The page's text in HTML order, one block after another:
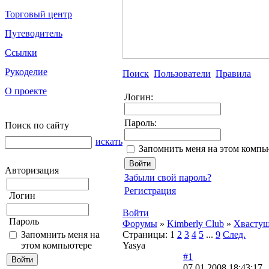
Торговый центр
Путеводитель
Ссылки
Рукоделие
О проекте
Поиск по сайту
искать
Авторизация
Логин
Пароль
Запомнить меня на
этом компьютере
Поиск Пользователи Правила
Логин:
Пароль:
Запомнить меня на этом
Забыли свой пароль?
Регистрация
Войти
Форумы » Kimberly Club »
Страницы: 1 2 3 4 5 ... 9 След.
Yasya
#1